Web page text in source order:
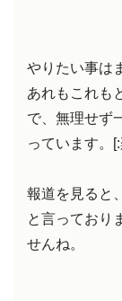
やりたい事は
あれもこれも
で、無理せず
っています。
報道を見ると
と言っており
せんね。